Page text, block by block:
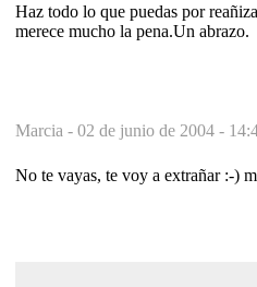
Haz todo lo que puedas por
merece mucho la pena.Un abrazo.
Marcia - 02 de junio de 2004 -
No te vayas, te voy a extrañar :-)